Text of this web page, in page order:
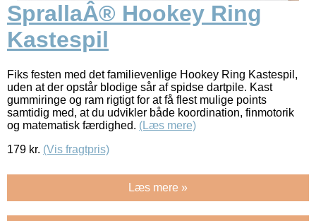
SprallaÂ® Hookey Ring
Kastespil
Fiks festen med det familievenlige Hookey Ring Kastespil,
uden at der opstår blodige sår af spidse dartpile. Kast
gummiringe og ram rigtigt for at få flest mulige points
samtidig med, at du udvikler både koordination, finmotorik
og matematisk færdighed. (Læs mere)
179 kr. (Vis fragtpris)
Læs mere »